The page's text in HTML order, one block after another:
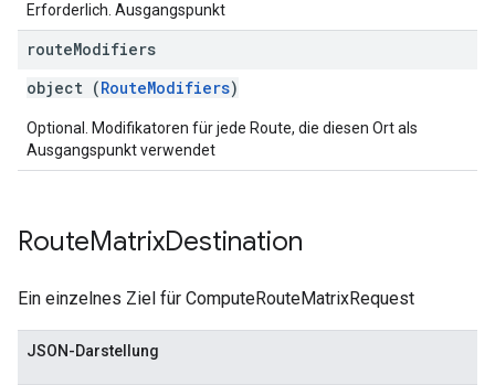
Erforderlich. Ausgangspunkt
routeModifiers
object (RouteModifiers)
Optional. Modifikatoren für jede Route, die diesen Ort als
Ausgangspunkt verwendet
RouteMatrixDestination
Ein einzelnes Ziel für ComputeRouteMatrixRequest
JSON-Darstellung